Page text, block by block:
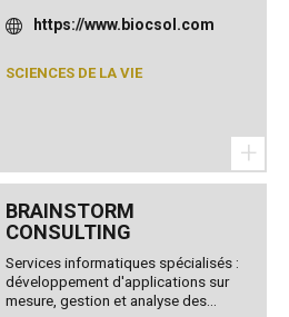
https://www.biocsol.com
SCIENCES DE LA VIE
+
BRAINSTORM
CONSULTING
Services informatiques spécialisés :
développement d'applications sur
mesure, gestion et analyse des...